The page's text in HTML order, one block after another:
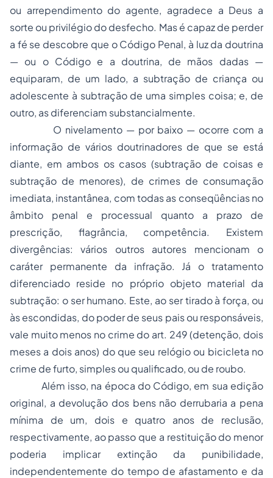
ou arrependimento do agente, agradece a Deus a
sorte ou privilégio do desfecho. Mas é capaz de perder
a fé se descobre que o Código Penal, à luz da doutrina
— ou o Código e a doutrina, de mãos dadas —
equiparam, de um lado, a subtração de criança ou
adolescente à subtração de uma simples coisa; e, de
outro, as diferenciam substancialmente.
O nivelamento — por baixo — ocorre com a
informação de vários doutrinadores de que se está
diante, em ambos os casos (subtração de coisas e
subtração de menores), de crimes de consumação
imediata, instantânea, com todas as conseqüências no
âmbito penal e processual quanto a prazo de
prescrição, flagrância, competência. Existem
divergências: vários outros autores mencionam o
caráter permanente da infração. Já o tratamento
diferenciado reside no próprio objeto material da
subtração: o ser humano. Este, ao ser tirado à força, ou
às escondidas, do poder de seus pais ou responsáveis,
vale muito menos no crime do art. 249 (detenção, dois
meses a dois anos) do que seu relógio ou bicicleta no
crime de furto, simples ou qualificado, ou de roubo.
Além isso, na época do Código, em sua edição
original, a devolução dos bens não derrubaria a pena
mínima de um, dois e quatro anos de reclusão,
respectivamente, ao passo que a restituição do menor
poderia implicar extinção da punibilidade,
independentemente do tempo de afastamento e da